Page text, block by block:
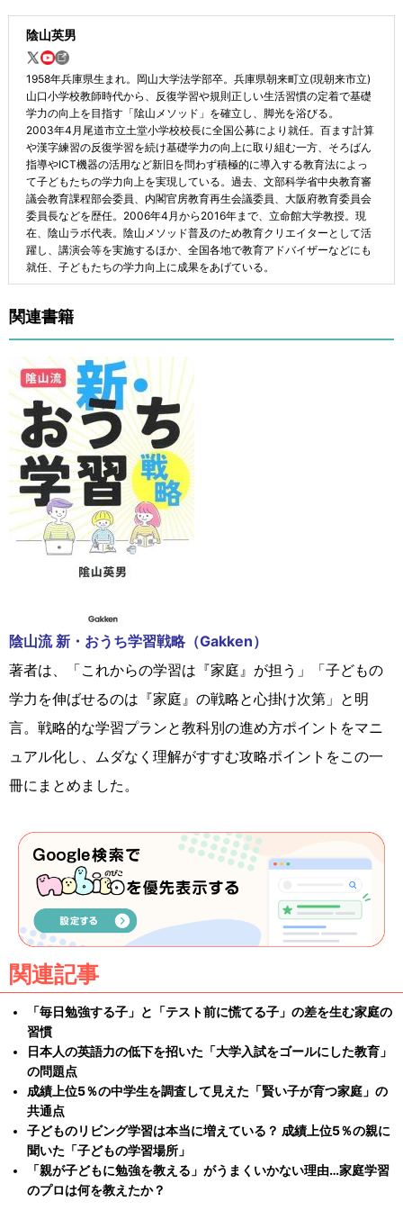
陰山英男
1958年兵庫県生まれ。岡山大学法学部卒。兵庫県朝来町立(現朝来市立)
山口小学校教師時代から、反復学習や規則正しい生活習慣の定着で基礎
学力の向上を目指す「隂山メソッド」を確立し、脚光を浴びる。
2003年4月尾道市立土堂小学校校長に全国公募により就任。百ます計算
や漢字練習の反復学習を続け基礎学力の向上に取り組む一方、そろばん
指導やICT機器の活用など新旧を問わず積極的に導入する教育法によっ
て子どもたちの学力向上を実現している。過去、文部科学省中央教育審
議会教育課程部会委員、内閣官房教育再生会議委員、大阪府教育委員会
委員長などを歴任。2006年4月から2016年まで、立命館大学教授。現
在、陰山ラボ代表。陰山メソッド普及のため教育クリエイターとして活
躍し、講演会等を実施するほか、全国各地で教育アドバイザーなどにも
就任、子どもたちの学力向上に成果をあげている。
関連書籍
陰山流 新・おうち学習戦略（Gakken）
著者は、「これからの学習は『家庭』が担う」「子どもの
学力を伸ばせるのは『家庭』の戦略と心掛け次第」と明
言。戦略的な学習プランと教科別の進め方ポイントをマニ
ュアル化し、ムダなく理解がすすむ攻略ポイントをこの一
冊にまとめました。
関連記事
「毎日勉強する子」と「テスト前に慌てる子」の差を生む家庭の
習慣
日本人の英語力の低下を招いた「大学入試をゴールにした教育」
の問題点
成績上位5％の中学生を調査して見えた「賢い子が育つ家庭」の
共通点
子どものリビング学習は本当に増えている？ 成績上位5％の親に
聞いた「子どもの学習場所」
「親が子どもに勉強を教える」がうまくいかない理由…家庭学習
のプロは何を教えたか？